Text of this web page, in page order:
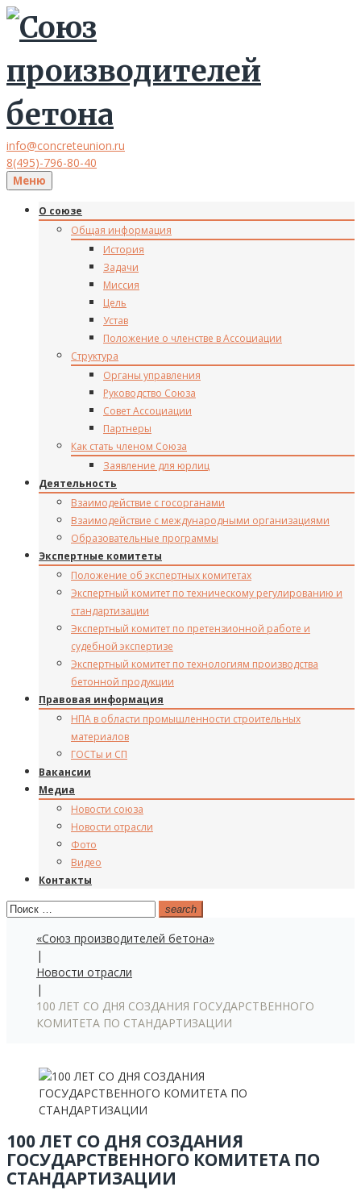
info@concreteunion.ru
8(495)-796-80-40
Меню
О союзе
Общая информация
История
Задачи
Миссия
Цель
Устав
Положение о членстве в Ассоциации
Структура
Органы управления
Руководство Союза
Совет Ассоциации
Партнеры
Как стать членом Союза
Заявление для юрлиц
Деятельность
Взаимодействие с госорганами
Взаимодействие с международными организациями
Образовательные программы
Экспертные комитеты
Положение об экспертных комитетах
Экспертный комитет по техническому регулированию и
стандартизации
Экспертный комитет по претензионной работе и
судебной экспертизе
Экспертный комитет по технологиям производства
бетонной продукции
Правовая информация
НПА в области промышленности строительных
материалов
ГОСТы и СП
Вакансии
Медиа
Новости союза
Новости отрасли
Фото
Видео
Контакты
Поиск: search
«Союз производителей бетона»
|
Новости отрасли
|
100 ЛЕТ СО ДНЯ СОЗДАНИЯ ГОСУДАРСТВЕННОГО
КОМИТЕТА ПО СТАНДАРТИЗАЦИИ
100 ЛЕТ СО ДНЯ СОЗДАНИЯ
ГОСУДАРСТВЕННОГО КОМИТЕТА ПО
СТАНДАРТИЗАЦИИ